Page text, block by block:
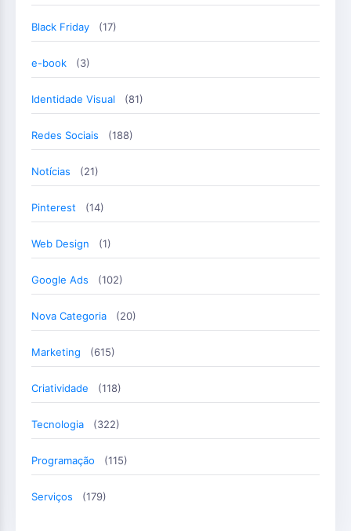
Black Friday (17)
e-book (3)
Identidade Visual (81)
Redes Sociais (188)
Notícias (21)
Pinterest (14)
Web Design (1)
Google Ads (102)
Nova Categoria (20)
Marketing (615)
Criatividade (118)
Tecnologia (322)
Programação (115)
Serviços (179)